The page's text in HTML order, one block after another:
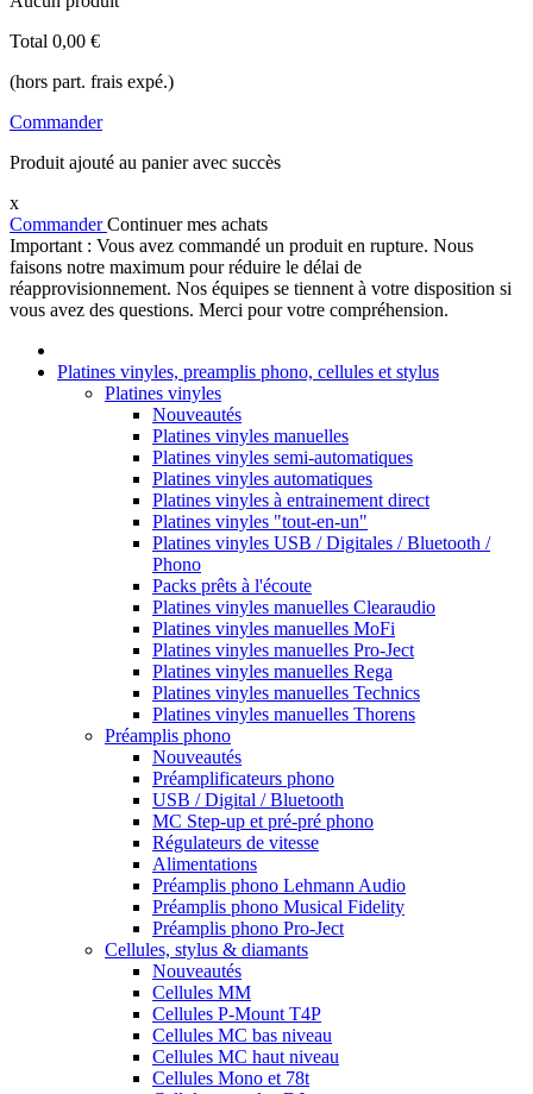
Total 0,00 €
(hors part. frais expé.)
Commander
Produit ajouté au panier avec succès
x
CommanderContinuer mes achats
Important : Vous avez commandé un produit en rupture. Nous
faisons notre maximum pour réduire le délai de
réapprovisionnement. Nos équipes se tiennent à votre disposition si
vous avez des questions. Merci pour votre compréhension.
Platines vinyles, preamplis phono, cellules et stylus
Platines vinyles
Nouveautés
Platines vinyles manuelles
Platines vinyles semi-automatiques
Platines vinyles automatiques
Platines vinyles à entrainement direct
Platines vinyles "tout-en-un"
Platines vinyles USB / Digitales / Bluetooth /
Phono
Packs prêts à l'écoute
Platines vinyles manuelles Clearaudio
Platines vinyles manuelles MoFi
Platines vinyles manuelles Pro-Ject
Platines vinyles manuelles Rega
Platines vinyles manuelles Technics
Platines vinyles manuelles Thorens
Préamplis phono
Nouveautés
Préamplificateurs phono
USB / Digital / Bluetooth
MC Step-up et pré-pré phono
Régulateurs de vitesse
Alimentations
Préamplis phono Lehmann Audio
Préamplis phono Musical Fidelity
Préamplis phono Pro-Ject
Cellules, stylus & diamants
Nouveautés
Cellules MM
Cellules P-Mount T4P
Cellules MC bas niveau
Cellules MC haut niveau
Cellules Mono et 78t